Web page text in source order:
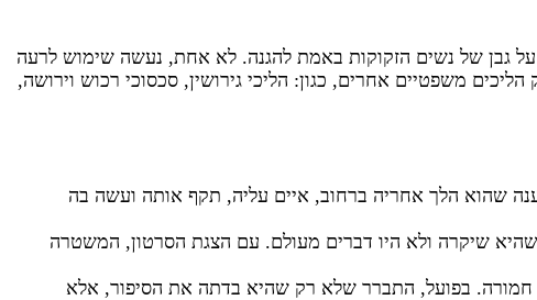
גבן של נשים הזקוקות באמת להגנה. לא אחת, נעשה שימוש לרעה
משפטיים אחרים, כגון: הליכי גירושין, סכסוכי רכוש וירושה,
שהוא הלך אחריה ברחוב, איים עליה, תקף אותה ועשה בה
שיקרה ולא היו דברים מעולם. עם הצגת הסרטון, המשטרה
בפועל, התברר שלא רק שהיא בדתה את הסיפור, אלא